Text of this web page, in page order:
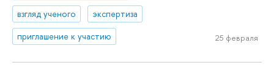
взгляд ученого
экспертиза
приглашение к участию
25 февраля